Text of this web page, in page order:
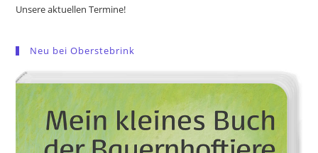
Unsere aktuellen Termine!
Neu bei Oberstebrink